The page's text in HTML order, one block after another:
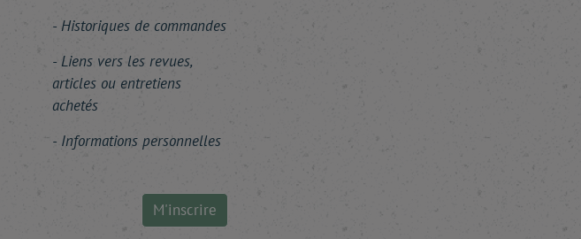
Historiques de commandes
Liens vers les revues,
articles ou entretiens
achetés
Informations personnelles
M'inscrire